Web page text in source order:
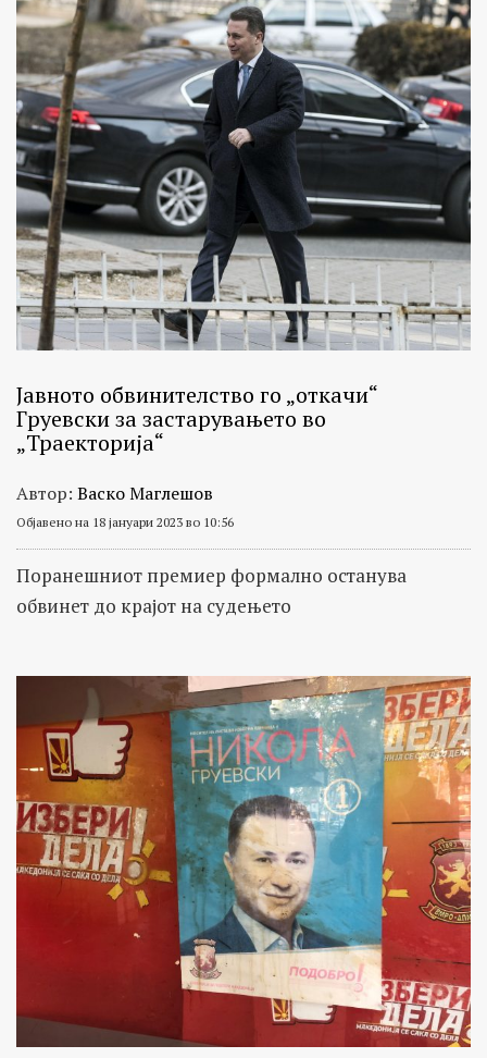
Јавното обвинителство го „откачи“
Груевски за застарувањето во
„Траекторија“
Автор: Васко Маглешов
Објавено на 18 јануари 2023 во 10:56
Поранешниот премиер формално останува
обвинет до крајот на судењето